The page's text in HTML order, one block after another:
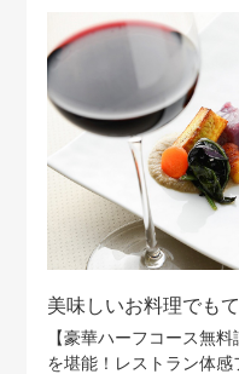
美味しいお料理でも
【豪華ハーフコース無
を堪能！レストラン体感